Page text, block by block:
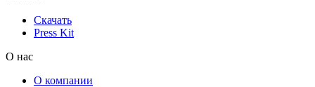
Скачать
Press Kit
О нас
О компании